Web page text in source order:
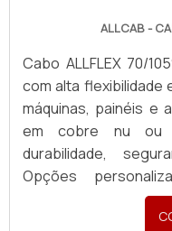
ALLCAB -
Cabo ALLFLEX 70/
com alta flexibilidade
máquinas, painéis e
em cobre nu ou
durabilidade,
Opções
assistência técnica